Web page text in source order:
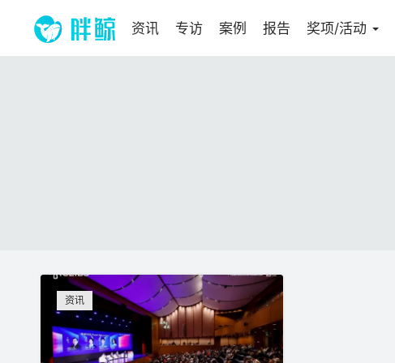
资讯 专访 案例 报告 奖项/活动
资讯